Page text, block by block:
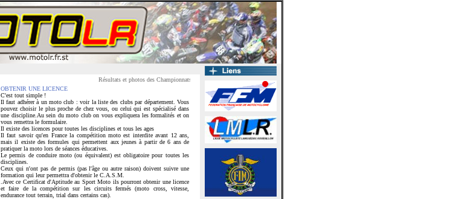
Résultats et photos des Championnats de ligue Motocycliste du Languedoc Roussillon - Conception : Joel & Cédric Terrasson
OBTENIR UNE LICENCE
C'est tout simple !
Il faut adhérer à un moto club : voir la liste des clubs par département. Vous
pouvez choisir le plus proche de chez vous, ou celui qui est spécialisé dans
une discipline.Au sein du moto club on vous expliquera les formalités et on
vous remettra le formulaire.
Il existe des licences pour toutes les disciplines et tous les ages
Il faut savoir qu'en France la compétition moto est interdite avant 12 ans,
mais il existe des formules qui permettent aux jeunes à partir de 6 ans de
pratiquer la moto lors de séances éducatives.
Le permis de conduire moto (ou équivalent) est obligatoire pour toutes les
disciplines.
Ceux qui n'ont pas de permis (pas l'âge ou autre raison) doivent suivre une
formation qui leur permettra d'obtenir le C.A.S.M.
.Avec ce Certificat d'Aptitude au Sport Moto ils pourront obtenir une licence
et faire de la compétition sur les circuits fermés (moto cross, vitesse,
endurance tout terrain, trial dans certains cas).